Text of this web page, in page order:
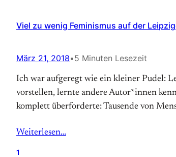
Viel zu wenig Feminismus auf der
März 21, 2018•5 Minuten Lesezeit
Ich war aufgeregt wie ein kleiner Pudel:
vorstellen, lernte andere Autor*innen
komplett überforderte: Tausende von
Weiterlesen…
1